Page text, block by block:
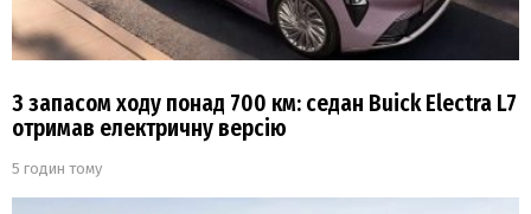
З запасом ходу понад 700 км: седан Buick Electra L7
отримав електричну версію
5 годин тому